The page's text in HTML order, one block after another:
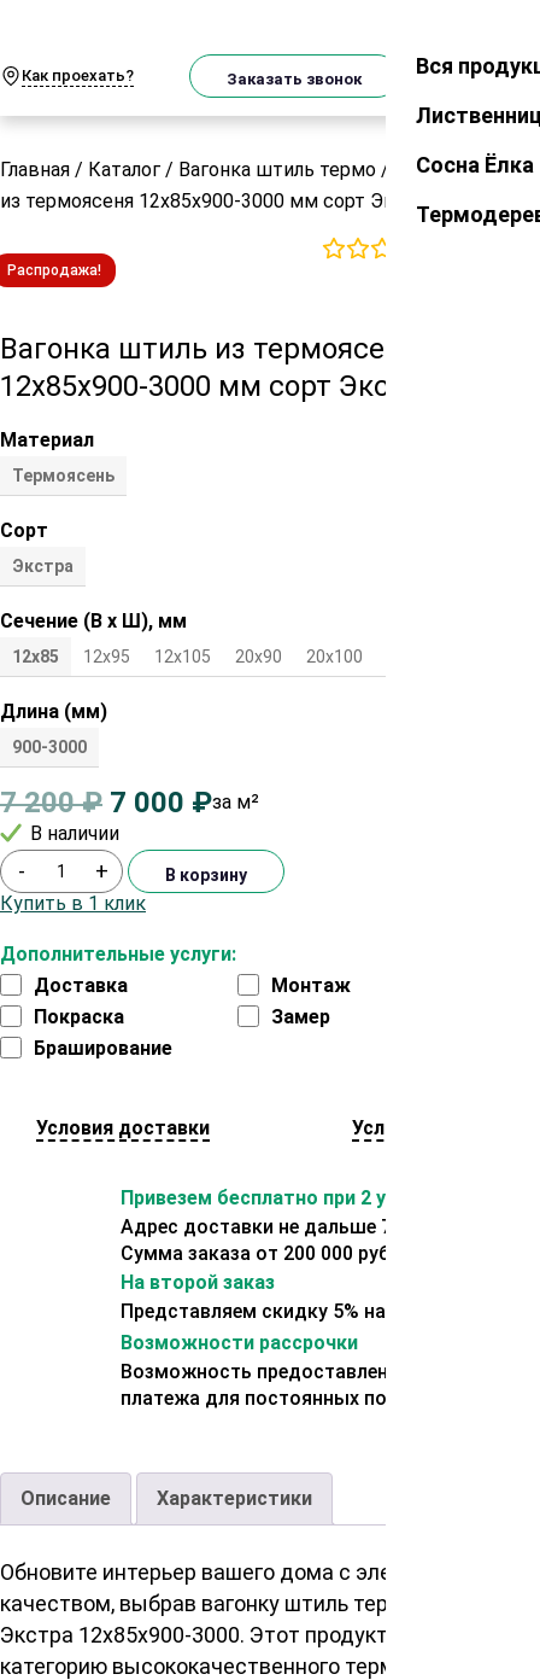
Как проехать? Заказать звонок Закрыть
Вся
Сосна Ёлка
Главная / Каталог / Вагонка штиль термо /
Вагонка штиль
из термоясеня 12х85х900-3000 мм сорт Экстра
Распродажа!
Вагонка штиль из термоясеня
12х85х900-3000 мм сорт Экстра
Материал
Термоясень
Сорт
Экстра
Сечение (В х Ш), мм
12х85 12х95 12х105 20х90 20х100
Длина (мм)
900-3000
7 200₽ 7 000 ₽за м²
В наличии
Дополнительные услуги:
Доставка
Монтаж
Покраска
Замер
Браширование
- + В корзину
Купить в 1 клик
Условия доставки Условия оплаты
Привезем бесплатно при 2 условиях:
Адрес доставки не дальше 70 км от склада.
Сумма заказа от 200 000 рублей.
На второй заказ
Представляем скидку 5% на второй заказ
Возможности рассрочки
Возможность предоставления отсрочки
платежа для постоянных покупателей.
Описание Характеристики
Обновите интерьер вашего дома с элегантностью и
качеством, выбрав вагонку штиль термоясень сорт
Экстра 12х85х900-3000. Этот продукт входит в
категорию высококачественного термодерева >